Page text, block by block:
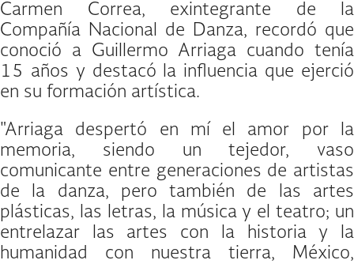
Carmen Correa, exintegrante de la
Compañía Nacional de Danza, recordó que
conoció a Guillermo Arriaga cuando tenía
15 años y destacó la influencia que ejerció
en su formación artística.
"Arriaga despertó en mí el amor por la
memoria, siendo un tejedor, vaso
comunicante entre generaciones de artistas
de la danza, pero también de las artes
plásticas, las letras, la música y el teatro; un
entrelazar las artes con la historia y la
humanidad con nuestra tierra, México,